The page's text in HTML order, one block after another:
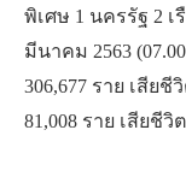
พิเศษ 1 นครรัฐ 2
มีนาคม 2563
306,677 ราย เสีย
81,008 ราย เสียชีวิ